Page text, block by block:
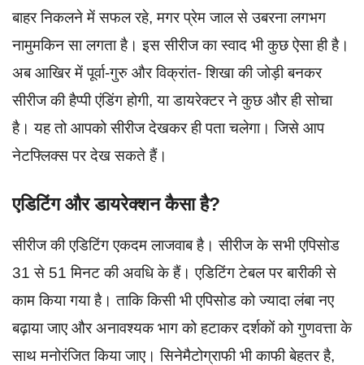
बाहर निकलने में सफल रहे, मगर प्रेम जाल से उबरना लगभग
नामुमकिन सा लगता है। इस सीरीज का स्वाद भी कुछ ऐसा ही है।
अब आखिर में पूर्वा-गुरु और विक्रांत- शिखा की जोड़ी बनकर
सीरीज की हैप्पी एंडिंग होगी, या डायरेक्टर ने कुछ और ही सोचा
है। यह तो आपको सीरीज देखकर ही पता चलेगा। जिसे आप
नेटफ्लिक्स पर देख सकते हैं।
एडिटिंग और डायरेक्शन कैसा है?
सीरीज की एडिटिंग एकदम लाजवाब है। सीरीज के सभी एपिसोड
31 से 51 मिनट की अवधि के हैं। एडिटिंग टेबल पर बारीकी से
काम किया गया है। ताकि किसी भी एपिसोड को ज्यादा लंबा नए
बढ़ाया जाए और अनावश्यक भाग को हटाकर दर्शकों को गुणवत्ता के
साथ मनोरंजित किया जाए। सिनेमैटोग्राफी भी काफी बेहतर है,